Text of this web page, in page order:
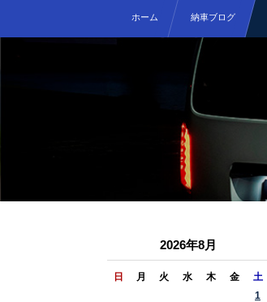
ホーム 納車ブログ
2026年8月
日 月 火 水 木 金 土
1